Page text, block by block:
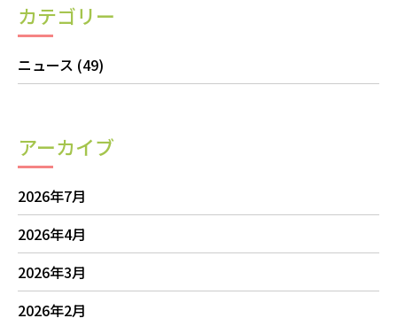
カテゴリー
ニュース (49)
アーカイブ
2026年7月
2026年4月
2026年3月
2026年2月